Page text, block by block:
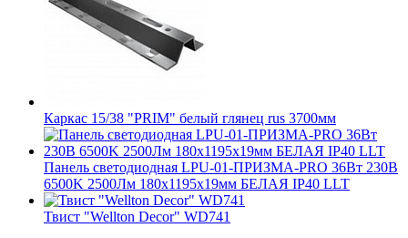
Каркас 15/38 "PRIM" белый глянец rus 3700мм
Панель светодиодная LPU-01-ПРИЗМА-PRO 36Вт 230В
6500K 2500Лм 180х1195х19мм БЕЛАЯ IP40 LLT
Твист "Wellton Decor" WD741